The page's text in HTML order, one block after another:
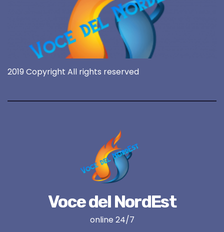
2019 Copyright All rights reserved
Voce del NordEst
online 24/7